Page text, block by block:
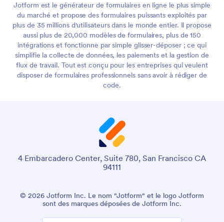
Jotform est le générateur de formulaires en ligne le plus simple
du marché et propose des formulaires puissants exploités par
plus de 35 millions d'utilisateurs dans le monde entier. Il propose
aussi plus de 20,000 modèles de formulaires, plus de 150
intégrations et fonctionne par simple glisser-déposer ; ce qui
simplifie la collecte de données, les paiements et la gestion de
flux de travail. Tout est conçu pour les entreprises qui veulent
disposer de formulaires professionnels sans avoir à rédiger de
code.
4 Embarcadero Center, Suite 780, San Francisco CA
94111
© 2026 Jotform Inc. Le nom "Jotform" et le logo Jotform
sont des marques déposées de Jotform Inc.